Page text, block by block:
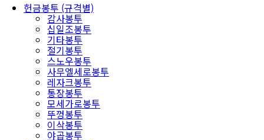
헌금봉투 (규격별)
감사봉투
십일조봉투
기타봉투
절기봉투
스노우봉투
사무엘세로봉투
레자크봉투
통장봉투
모세가로봉투
뚜껑봉투
이삭봉투
야곱봉투